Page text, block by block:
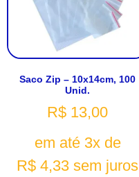
Saco Zip – 10x14cm, 100
Unid.
R$ 13,00
em até 3x de
R$ 4,33 sem juros